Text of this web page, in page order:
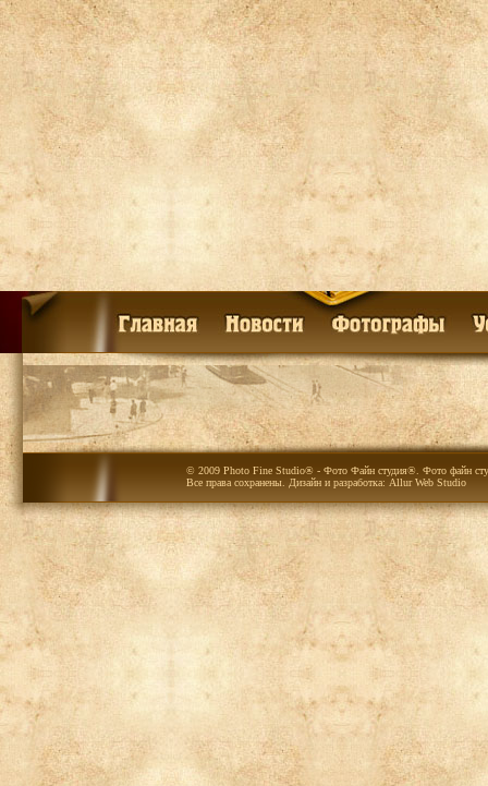
© 2009 Photo Fine Studio® - Фото Файн студия®. Фото файн
Все права сохранены. Дизайн и разработка: Allur Web Studio